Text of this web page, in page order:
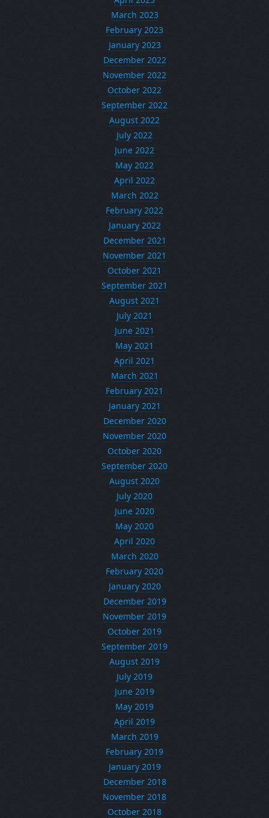
March 2023
February 2023
January 2023
December 2022
November 2022
October 2022
September 2022
August 2022
July 2022
June 2022
May 2022
April 2022
March 2022
February 2022
January 2022
December 2021
November 2021
October 2021
September 2021
August 2021
July 2021
June 2021
May 2021
April 2021
March 2021
February 2021
January 2021
December 2020
November 2020
October 2020
September 2020
August 2020
July 2020
June 2020
May 2020
April 2020
March 2020
February 2020
January 2020
December 2019
November 2019
October 2019
September 2019
August 2019
July 2019
June 2019
May 2019
April 2019
March 2019
February 2019
January 2019
December 2018
November 2018
October 2018